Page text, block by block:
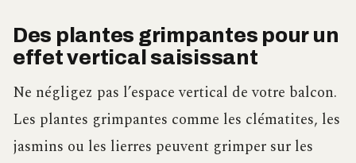
Des plantes grimpantes pour un
effet vertical saisissant
Ne négligez pas l’espace vertical de votre balcon.
Les plantes grimpantes comme les clématites, les
jasmins ou les lierres peuvent grimper sur les